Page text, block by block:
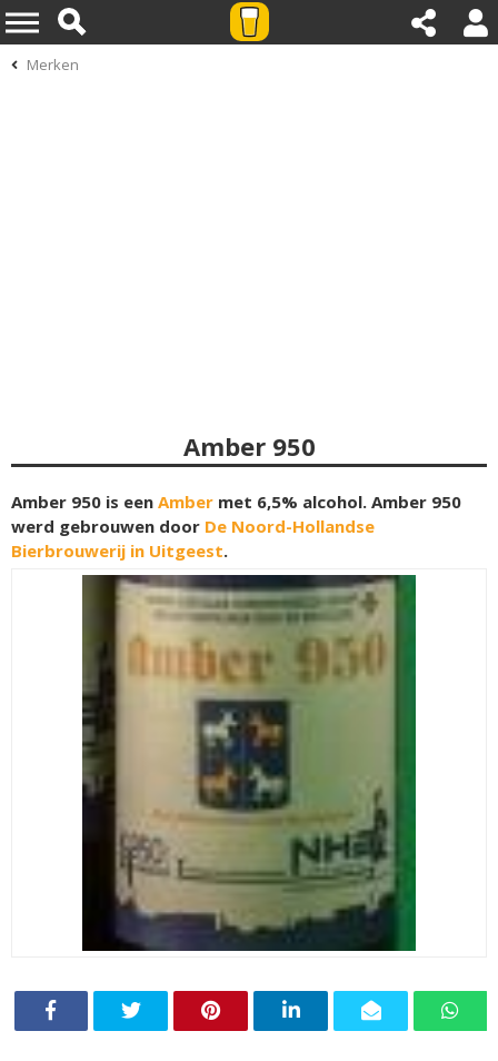
Merken
Amber 950
Amber 950 is een Amber met 6,5% alcohol. Amber 950
werd gebrouwen door De Noord-Hollandse
Bierbrouwerij in Uitgeest.